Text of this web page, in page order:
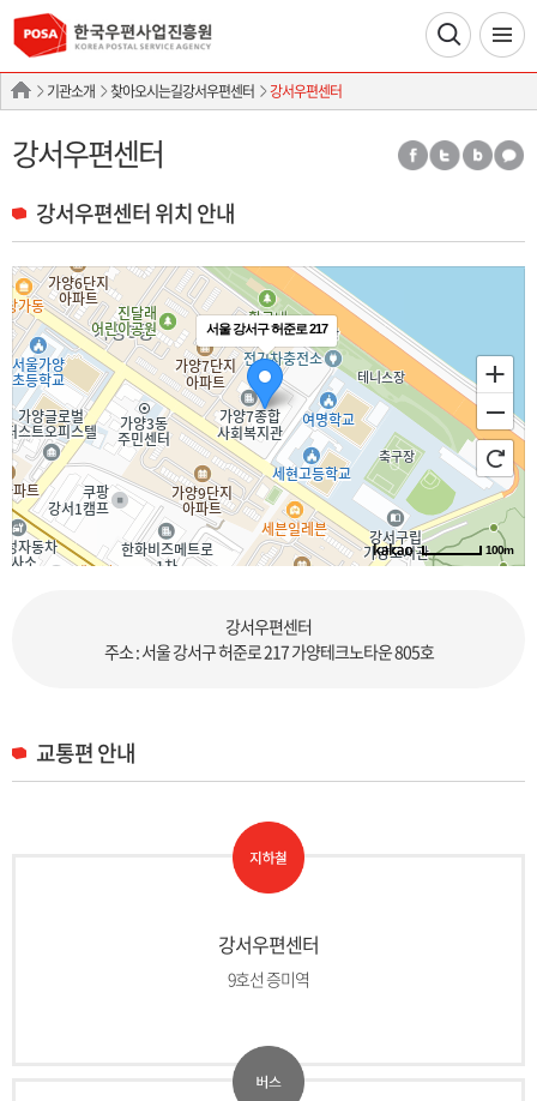
기관소개 찾아오시는길강서우편센터 강서우편센터
강서우편센터
강서우편센터 위치 안내
서울 강서구 허준로 217
100m
강서우편센터
주소 : 서울 강서구 허준로 217 가양테크노타운 805호
교통편 안내
강서우편센터
9호선 증미역